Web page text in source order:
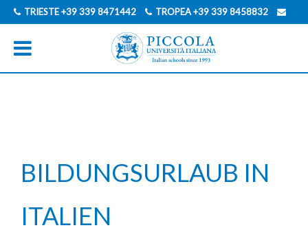
TRIESTE+39 339 8471442 TROPEA+39 339 8458832
INFO@PICCOLAUNIVERSITAITALIANA.COM
ENGLISCH
BILDUNGSURLAUB IN
ITALIEN